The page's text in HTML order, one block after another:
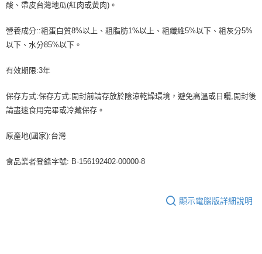
酸、帶皮台灣地瓜(紅肉或黃肉)。
營養成分::粗蛋白質8%以上、粗脂肪1%以上、粗纖維5%以下、粗灰分5%
以下、水分85%以下。
有效期限:3年
保存方式:保存方式:開封前請存放於陰涼乾燥環境，避免高溫或日曬,開封後
請盡速食用完畢或冷藏保存。
原產地(國家):台灣
食品業者登錄字號: B-156192402-00000-8
顯示電腦版詳細說明